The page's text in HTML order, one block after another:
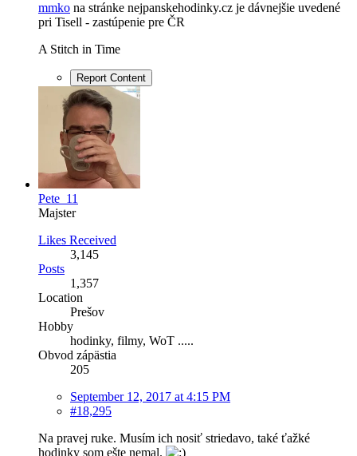
mmko na stránke nejpanskehodinky.cz je dávnejšie uvedené
pri Tisell - zastúpenie pre ČR
A Stitch in Time
Report Content
Pete_11
Majster
Likes Received
3,145
Posts
1,357
Location
Prešov
Hobby
hodinky, filmy, WoT .....
Obvod zápästia
205
September 12, 2017 at 4:15 PM
#18,295
Na pravej ruke. Musím ich nosiť striedavo, také ťažké
hodinky som ešte nemal.